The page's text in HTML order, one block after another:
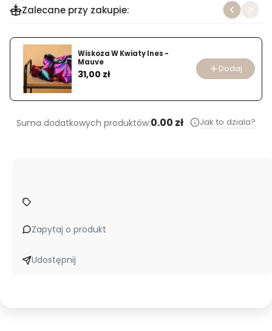
Zalecane przy zakupie:
Wiskoza W Kwiaty Ines -
Mauve
Cena
31,00 zł Dodaj
Suma dodatkowych produktów:0.00 zł Jak to dziala?
Zapytaj o produkt
Udostępnij